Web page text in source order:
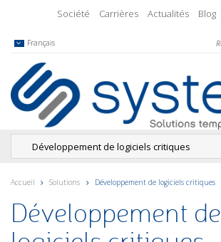
Société Carrières Actualités Blog
Français
Accueil Solutions Développement de logiciels critiques
Développement de